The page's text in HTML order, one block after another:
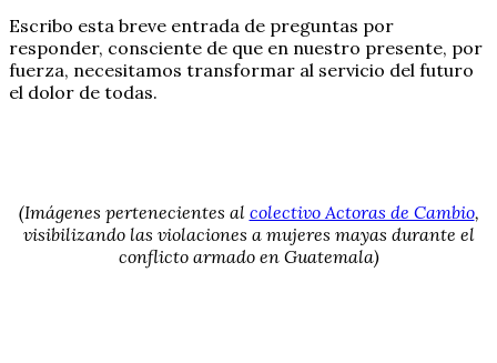
Escribo esta breve entrada de preguntas por
responder, consciente de que en nuestro presente, por
fuerza, necesitamos transformar al servicio del futuro
el dolor de todas.
(Imágenes pertenecientes al colectivo Actoras de Cambio,
visibilizando las violaciones a mujeres mayas durante el
conflicto armado en Guatemala)